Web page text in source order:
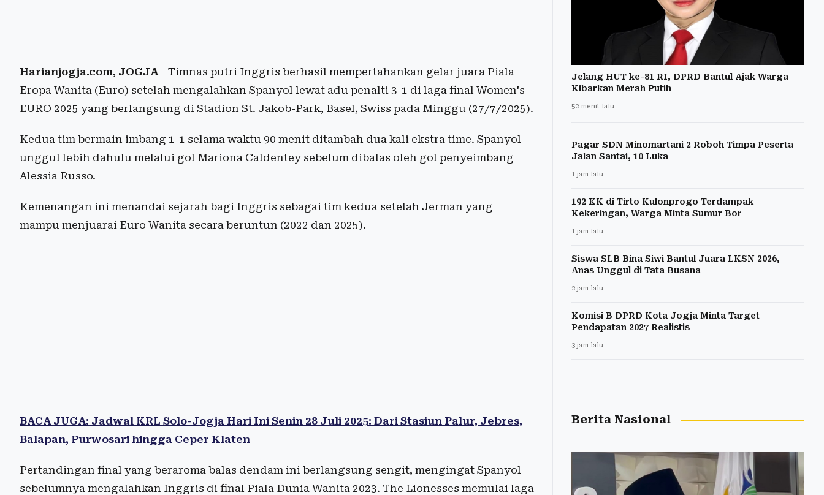
Harianjogja.com, JOGJA—Timnas putri Inggris berhasil mempertahankan gelar juara Piala
Eropa Wanita (Euro) setelah mengalahkan Spanyol lewat adu penalti 3-1 di laga final Women's
EURO 2025 yang berlangsung di Stadion St. Jakob-Park, Basel, Swiss pada Minggu (27/7/2025).
Kedua tim bermain imbang 1-1 selama waktu 90 menit ditambah dua kali ekstra time. Spanyol
unggul lebih dahulu melalui gol Mariona Caldentey sebelum dibalas oleh gol penyeimbang
Alessia Russo.
Kemenangan ini menandai sejarah bagi Inggris sebagai tim kedua setelah Jerman yang
mampu menjuarai Euro Wanita secara beruntun (2022 dan 2025).
BACA JUGA: Jadwal KRL Solo-Jogja Hari Ini Senin 28 Juli 2025: Dari Stasiun Palur, Jebres,
Balapan, Purwosari hingga Ceper Klaten
Pertandingan final yang beraroma balas dendam ini berlangsung sengit, mengingat Spanyol
sebelumnya mengalahkan Inggris di final Piala Dunia Wanita 2023. The Lionesses memulai laga
Jelang HUT ke-81 RI, DPRD Bantul Ajak Warga
Kibarkan Merah Putih
52 menit lalu
Pagar SDN Minomartani 2 Roboh Timpa Peserta
Jalan Santai, 10 Luka
1 jam lalu
192 KK di Tirto Kulonprogo Terdampak
Kekeringan, Warga Minta Sumur Bor
1 jam lalu
Siswa SLB Bina Siwi Bantul Juara LKSN 2026,
Anas Unggul di Tata Busana
2 jam lalu
Komisi B DPRD Kota Jogja Minta Target
Pendapatan 2027 Realistis
3 jam lalu
Berita Nasional